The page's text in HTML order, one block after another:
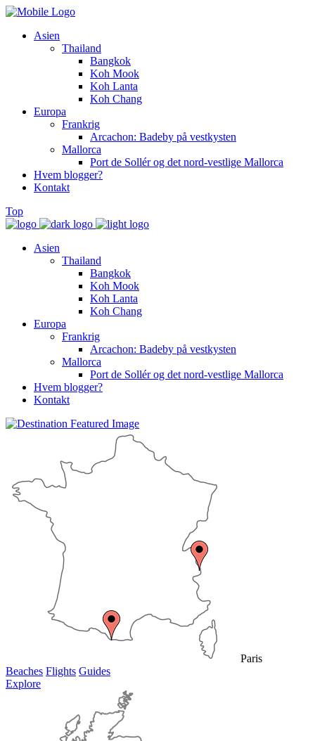
Asien
Thailand
Bangkok
Koh Mook
Koh Lanta
Koh Chang
Europa
Frankrig
Arcachon: Badeby på vestkysten
Mallorca
Port de Sollér og det nord-vestlige Mallorca
Hvem blogger?
Kontakt
Top
Asien
Thailand
Bangkok
Koh Mook
Koh Lanta
Koh Chang
Europa
Frankrig
Arcachon: Badeby på vestkysten
Mallorca
Port de Sollér og det nord-vestlige Mallorca
Hvem blogger?
Kontakt
Paris
Beaches Flights Guides
Explore